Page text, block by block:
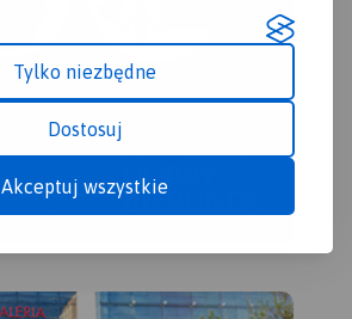
Tylko niezbędne
Dostosuj
Akceptuj wszystkie
Ukształtowanie terenu
pokazano przy pomocy
warstwic o cięciu co 10 m.
Obszar mapy ograniczony
18°14’ długości geograficznej
wschodniej oraz 51°24’-51°48’
północnej.